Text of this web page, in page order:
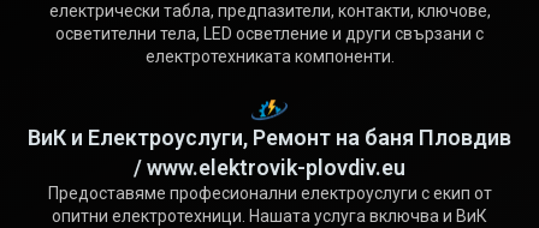
електрически табла, предпазители, контакти, ключове,
осветителни тела, LED осветление и други свързани с
електротехниката компоненти.
ВиК и Електроуслуги, Ремонт на баня Пловдив
/ www.elektrovik-plovdiv.eu
Предоставяме професионални електроуслуги с екип от
опитни електротехници. Нашата услуга включва и ВиК